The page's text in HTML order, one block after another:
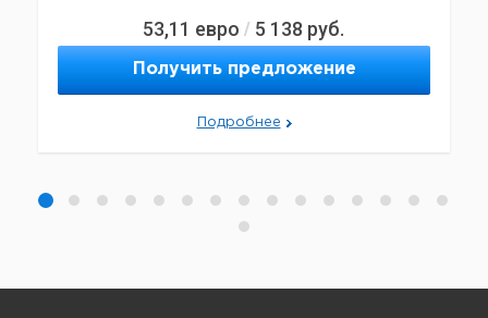
53,11 евро / 5 138 руб.
Получить предложение
Подробнее